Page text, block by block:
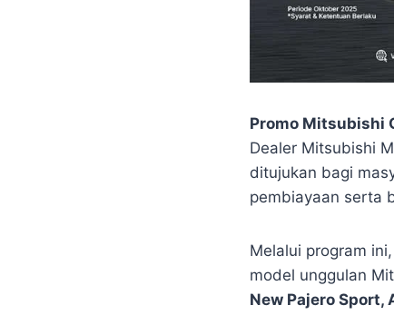
Promo Mitsubishi
Dealer Mitsubishi
ditujukan bagi
pembiayaan serta
Melalui program
model unggulan
New Pajero Sport,